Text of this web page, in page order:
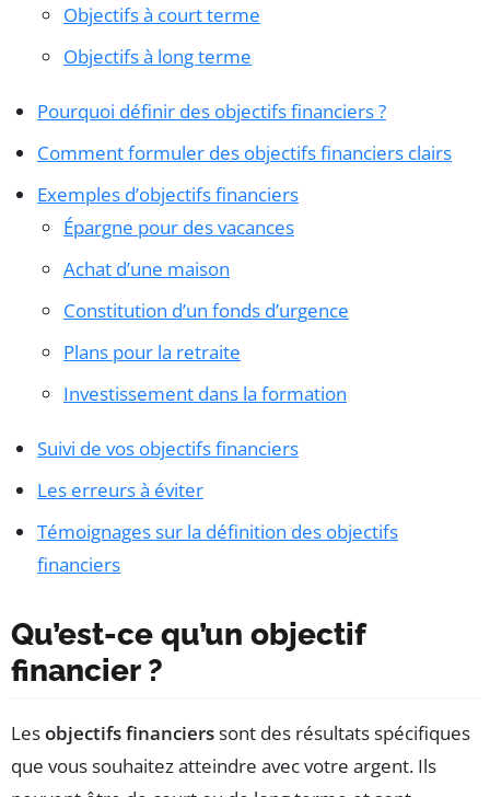
Objectifs à court terme
Objectifs à long terme
Pourquoi définir des objectifs financiers ?
Comment formuler des objectifs financiers clairs
Exemples d’objectifs financiers
Épargne pour des vacances
Achat d’une maison
Constitution d’un fonds d’urgence
Plans pour la retraite
Investissement dans la formation
Suivi de vos objectifs financiers
Les erreurs à éviter
Témoignages sur la définition des objectifs
financiers
Qu’est-ce qu’un objectif
financier ?
Lesobjectifs financierssont des résultats spécifiques
que vous souhaitez atteindre avec votre argent. Ils